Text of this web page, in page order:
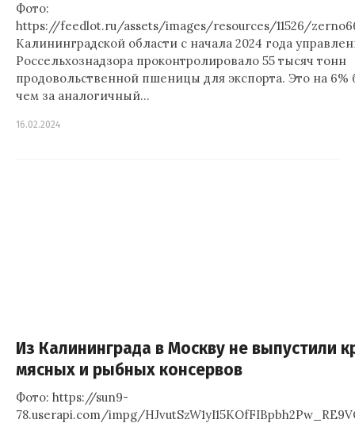
Фото:
https://feedlot.ru/assets/images/resources/11526/
Калининградской области с начала 2024 года
Россельхознадзора проконтролировало 55 тысяч тонн
продовольственной пшеницы для экспорта. Это на 6%
чем за аналогичный…
16.02.2024
Из Калининграда в Москву не выпустили
мясных и рыбных консервов
Фото: https://sun9-
78.userapi.com/impg/